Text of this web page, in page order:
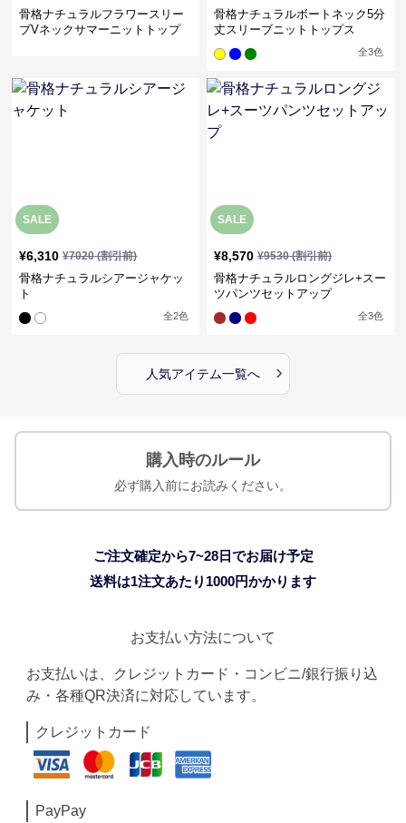
骨格ナチュラルフラワースリー
ブVネックサマーニットトップ
骨格ナチュラルボートネック5分
丈スリーブニットトップス
全3色
SALE
¥6,310 ¥7020(割引前)
骨格ナチュラルシアージャケッ
ト
全2色
SALE
¥8,570 ¥9530(割引前)
骨格ナチュラルロングジレ+スー
ツパンツセットアップ
全3色
人気アイテム一覧へ ›
購入時のルール
必ず購入前にお読みください。
ご注文確定から7~28日でお届け予定
送料は1注文あたり 1000円かかります
お支払い方法について
お支払いは、クレジットカード・コンビニ/銀行振り込
み・各種QR決済に対応しています。
クレジットカード
PayPay